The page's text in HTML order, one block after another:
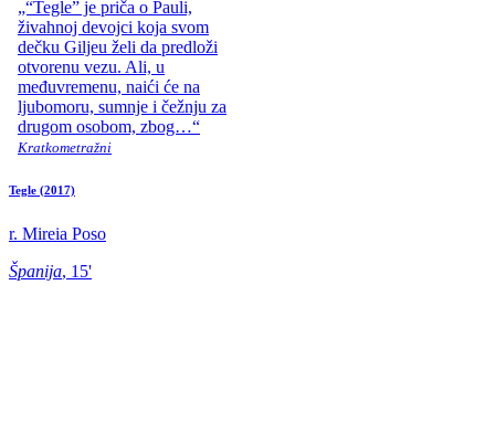
„“Tegle” je priča o Pauli,
živahnoj devojci koja svom
dečku Giljeu želi da predloži
otvorenu vezu. Ali, u
međuvremenu, naići će na
ljubomoru, sumnje i čežnju za
drugom osobom, zbog…“
Kratkometražni
Tegle (2017)
r. Mireia Poso
Španija, 15'